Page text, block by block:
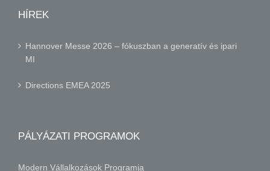
HÍREK
Hannover Messe 2026 – fókuszban a generatív és ipari
MI
Directions EMEA 2025
PÁLYÁZATI PROGRAMOK
Modern Vállalkozások Programja